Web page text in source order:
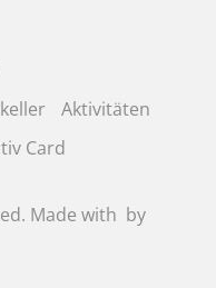
Aktivitäten
Card
Made with by